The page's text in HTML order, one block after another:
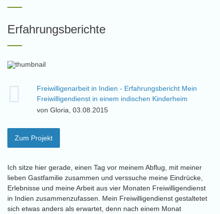
Erfahrungsberichte
Freiwilligenarbeit in Indien - Erfahrungsbericht Mein
Freiwilligendienst in einem indischen Kinderheim
von Gloria, 03.08.2015
Zum Projekt
Ich sitze hier gerade, einen Tag vor meinem Abflug, mit meiner
lieben Gastfamilie zusammen und verssuche meine Eindrücke,
Erlebnisse und meine Arbeit aus vier Monaten Freiwilligendienst
in Indien zusammenzufassen. Mein Freiwilligendienst gestaltetet
sich etwas anders als erwartet, denn nach einem Monat